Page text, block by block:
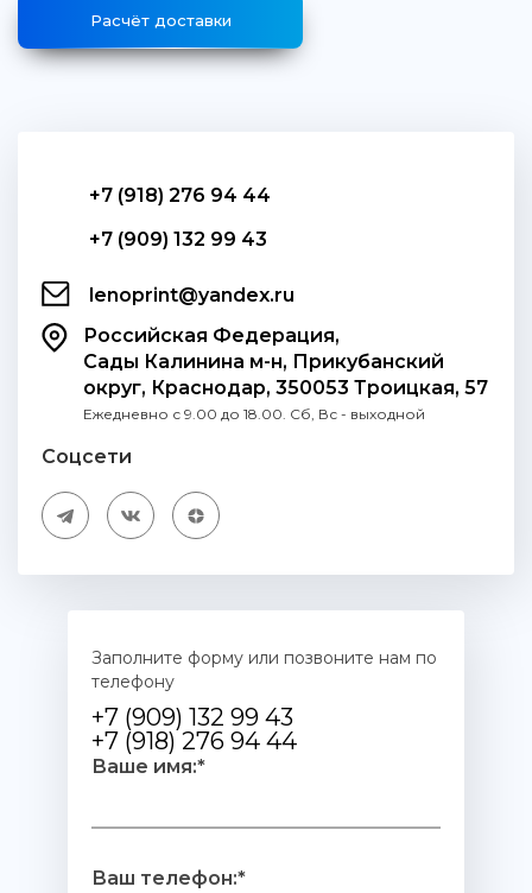
Расчёт доставки
+7 (918) 276 94 44
+7 (909) 132 99 43
lenoprint@yandex.ru
Российская Федерация,
Сады Калинина м-н, Прикубанский
округ, Краснодар, 350053 Троицкая, 57
Ежедневно с 9.00 до 18.00. Сб, Вс - выходной
Соцсети
Заполните форму или позвоните нам по
телефону
+7 (909) 132 99 43
+7 (918) 276 94 44
Ваше имя:*
Ваш телефон:*